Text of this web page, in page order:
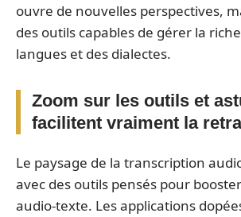
ouvre de nouvelles perspectives,
des outils capables de gérer la
langues et des dialectes.
Zoom sur les outils et
facilitent vraiment la
Le paysage de la transcription
avec des outils pensés pour
audio-texte. Les applications